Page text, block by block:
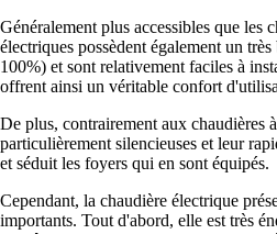
Généralement plus accessibles que les
électriques possèdent également un
100%) et sont relativement faciles à
offrent ainsi un véritable confort
De plus, contrairement aux chaudières
particulièrement silencieuses et leur
et séduit les foyers qui en sont équipés.
Cependant, la chaudière électrique
importants. Tout d'abord, elle est très